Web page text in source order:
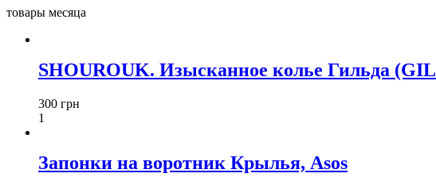
товары месяца
SHOUROUK. Изысканное колье Гильда
300 грн
1
Запонки на воротник Крылья, Asos